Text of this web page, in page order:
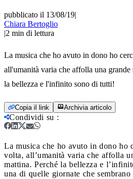
pubblicato il 13/08/19|
Chiara Bertoglio
|2 min di lettura
La musica che ho avuto in dono ho
all'umanità varia che affolla una grande
la bellezza e l'infinito sono di tutti!
Copia il link Archivia articolo
Condividi su :
La musica che ho avuto in dono ho
volta, all’umanità varia che affolla
mattina. Perché la bellezza e
una di quelle giornate che